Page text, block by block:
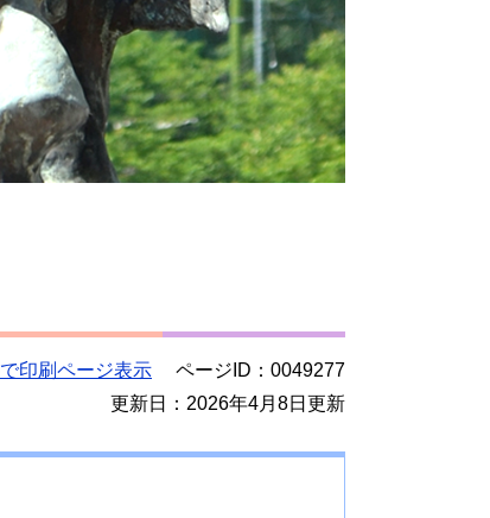
印刷ページ表示
ページID：0049277
更新日：2026年4月8日更新